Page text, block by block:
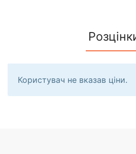
Користувач не вказав ціни.